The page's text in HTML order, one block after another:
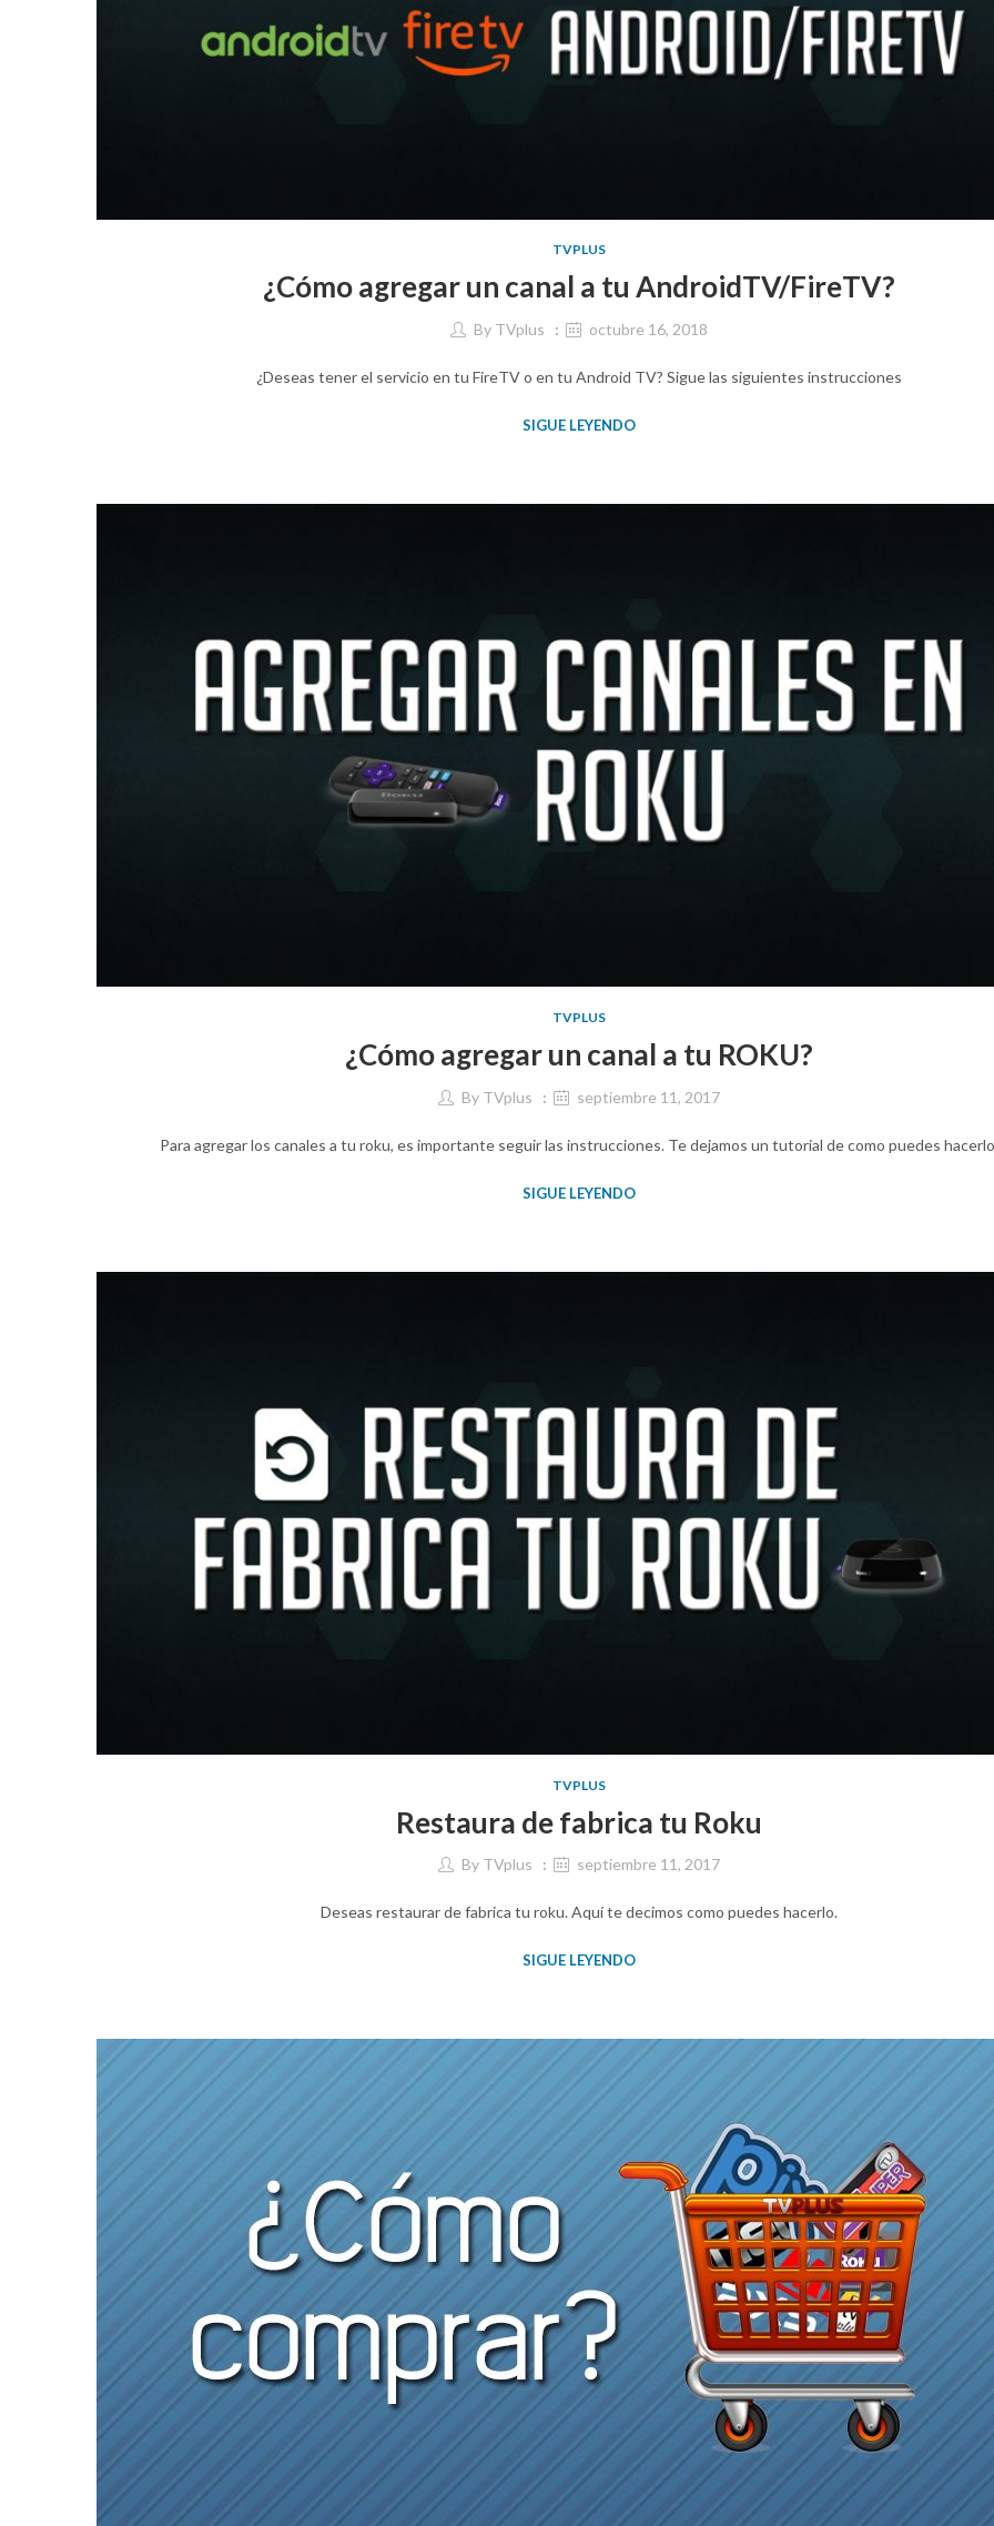
TVPLUS
¿Cómo agregar un canal a tu AndroidTV/FireTV?
By TVplus octubre 16, 2018
¿Deseas tener el servicio en tu FireTV o en tu Android TV? Sigue las siguientes instrucciones
SIGUE LEYENDO
TVPLUS
¿Cómo agregar un canal a tu ROKU?
By TVplus septiembre 11, 2017
Para agregar los canales a tu roku, es importante seguir las instrucciones. Te dejamos un tutorial de como puedes
SIGUE LEYENDO
TVPLUS
Restaura de fabrica tu Roku
By TVplus septiembre 11, 2017
Deseas restaurar de fabrica tu roku. Aquí te decimos como puedes hacerlo.
SIGUE LEYENDO